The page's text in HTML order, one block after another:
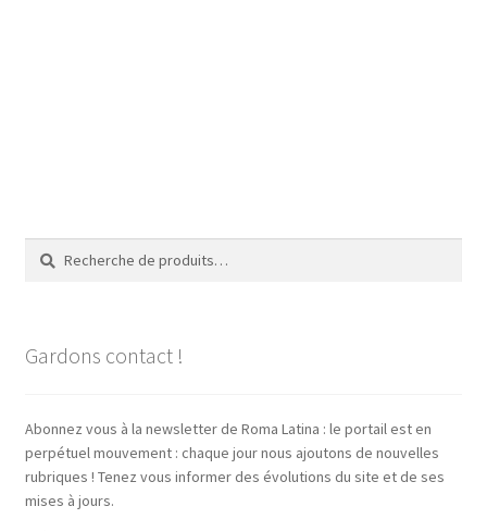
Recherche
pour :
Recherche
Gardons contact !
Abonnez vous à la newsletter de Roma Latina : le portail est en
perpétuel mouvement : chaque jour nous ajoutons de nouvelles
rubriques ! Tenez vous informer des évolutions du site et de ses
mises à jours.